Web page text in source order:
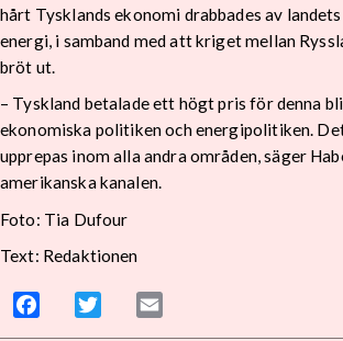
hårt Tysklands ekonomi drabbades av
energi, i samband med att kriget mellan
bröt ut.
– Tyskland betalade ett högt pris för denna
ekonomiska politiken och energipolitiken.
upprepas inom alla andra områden, säger
amerikanska kanalen.
Foto: Tia Dufour
Text: Redaktionen
Facebook Twitter